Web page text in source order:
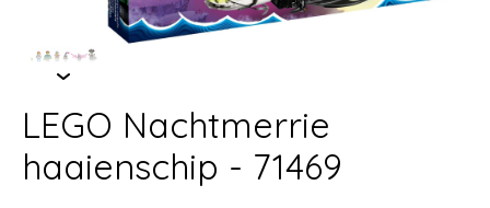
LEGO Nachtmerrie
haaienschip - 71469